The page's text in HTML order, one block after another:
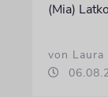
(Mia)
von Laura